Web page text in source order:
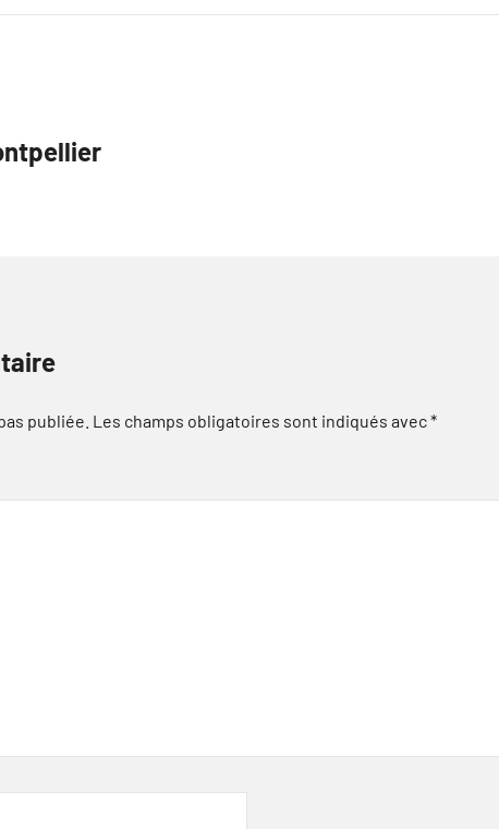
publiée. Les champs obligatoires sont indiqués avec*